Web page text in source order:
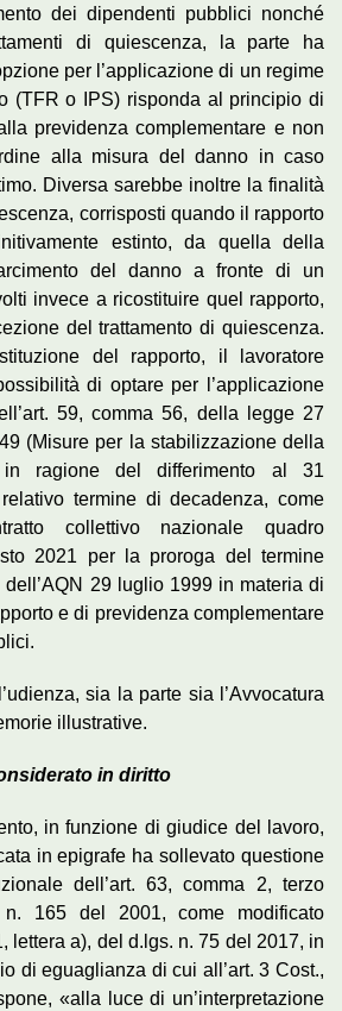
dei dipendenti pubblici nonché
di quiescenza, la parte ha
per l’applicazione di un regime
(TFR o IPS) risponda al principio di
previdenza complementare e non
alla misura del danno in caso
Diversa sarebbe inoltre la finalità
corrisposti quando il rapporto
estinto, da quella della
del danno a fronte di un
invece a ricostituire quel rapporto,
del trattamento di quiescenza.
del rapporto, il lavoratore
di optare per l’applicazione
59, comma 56, della legge 27
(Misure per la stabilizzazione della
in ragione del differimento al 31
termine di decadenza, come
collettivo nazionale quadro
2021 per la proroga del termine
dell’AQN 29 luglio 1999 in materia di
e di previdenza complementare
sia la parte sia l’Avvocatura
illustrative.
in diritto
in funzione di giudice del lavoro,
in epigrafe ha sollevato questione
dell’art. 63, comma 2, terzo
165 del 2001, come modificato
lettera a), del d.lgs. n. 75 del 2017, in
di eguaglianza di cui all’art. 3 Cost.,
«alla luce di un’interpretazione